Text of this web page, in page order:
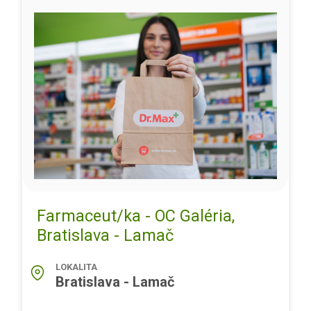
Farmaceut/ka - OC Galéria,
Bratislava - Lamač
LOKALITA
Bratislava - Lamač